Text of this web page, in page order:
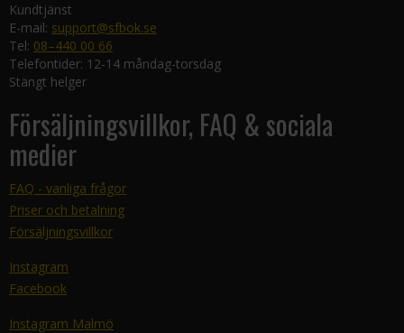
Kundtjänst
E-mail: support@sfbok.se
Tel: 08–440 00 66
Telefontider: 12-14 måndag-torsdag
Stängt helger
Försäljningsvillkor, FAQ & sociala
medier
FAQ - vanliga frågor
Priser och betalning
Försäljningsvillkor
Instagram
Facebook
Instagram Malmö